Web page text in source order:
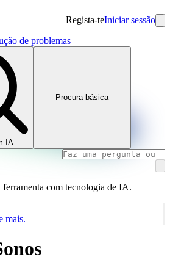
Regista-teIniciar sessão
de problemas
IA
Procura básica
ferramenta com tecnologia de IA.
mais.